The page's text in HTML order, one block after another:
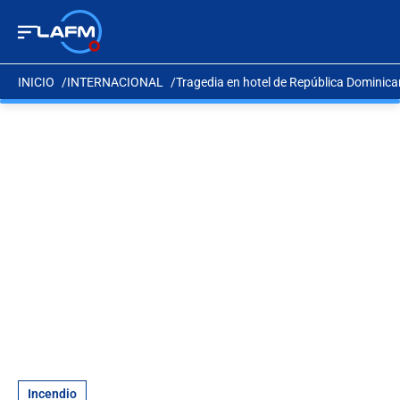
INICIO INTERNACIONAL Tragedia en hotel de República
Incendio